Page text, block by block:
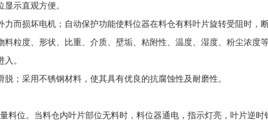
示直观方便。
损坏电机；自动保护功能使料位器在料仓有料叶片旋转受阻时，断
度、形状、比重、介质、壁垢、粘附性、温度、湿度、粉尘浓度等
。
采用不锈钢材料，使其具有优良的抗腐蚀性及耐磨性。
料位。当料仓内叶片部位无料时，料位器通电，指示灯亮，叶片逆